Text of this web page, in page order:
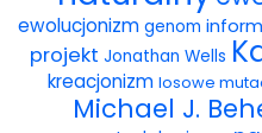
ewolucjonizm genom
projekt Jonathan Wells
kreacjonizm losowe
Michael J.